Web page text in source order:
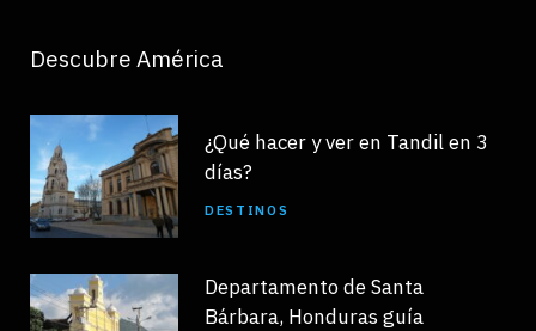
Descubre América
¿Qué hacer y ver en Tandil en 3
días?
DESTINOS
Departamento de Santa
Bárbara, Honduras guía